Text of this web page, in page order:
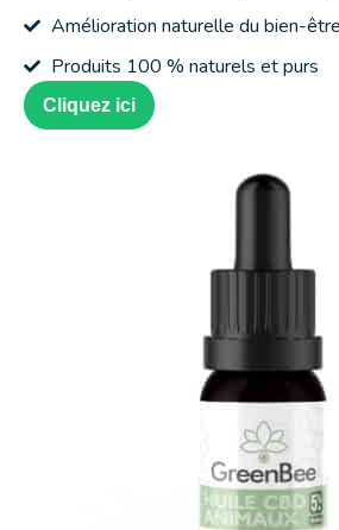
Amélioration naturelle du bien-
Produits 100 % naturels et purs
Cliquez ici